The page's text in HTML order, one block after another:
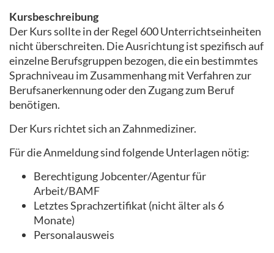
Kursbeschreibung
Der Kurs sollte in der Regel 600 Unterrichtseinheiten
nicht überschreiten. Die Ausrichtung ist spezifisch auf
einzelne Berufsgruppen bezogen, die ein bestimmtes
Sprachniveau im Zusammenhang mit Verfahren zur
Berufsanerkennung oder den Zugang zum Beruf
benötigen.
Der Kurs richtet sich an Zahnmediziner.
Für die Anmeldung sind folgende Unterlagen nötig:
Berechtigung Jobcenter/Agentur für
Arbeit/BAMF
Letztes Sprachzertifikat (nicht älter als 6
Monate)
Personalausweis